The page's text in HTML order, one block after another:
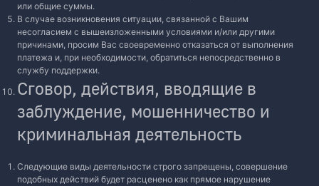
или общие суммы.
В случае возникновения ситуации, связанной с Вашим
несогласием с вышеизложенными условиями и/или другими
причинами, просим Вас своевременно отказаться от выполнения
платежа и, при необходимости, обратиться непосредственно в
службу поддержки.
Сговор, действия, вводящие в
заблуждение, мошенничество и
криминальная деятельность
Следующие виды деятельности строго запрещены, совершение
подобных действий будет расценено как прямое нарушение